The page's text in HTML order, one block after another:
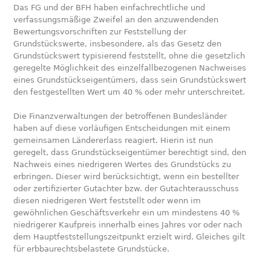
Das FG und der BFH haben einfachrechtliche und
verfassungsmäßige Zweifel an den anzuwendenden
Bewertungsvorschriften zur Feststellung der
Grundstückswerte, insbesondere, als das Gesetz den
Grundstückswert typisierend feststellt, ohne die gesetzlich
geregelte Möglichkeit des einzelfallbezogenen Nachweises
eines Grundstückseigentümers, dass sein Grundstückswert
den festgestellten Wert um 40 % oder mehr unterschreitet.
Die Finanzverwaltungen der betroffenen Bundesländer
haben auf diese vorläufigen Entscheidungen mit einem
gemeinsamen Ländererlass reagiert. Hierin ist nun
geregelt, dass Grundstückseigentümer berechtigt sind, den
Nachweis eines niedrigeren Wertes des Grundstücks zu
erbringen. Dieser wird berücksichtigt, wenn ein bestellter
oder zertifizierter Gutachter bzw. der Gutachterausschuss
diesen niedrigeren Wert feststellt oder wenn im
gewöhnlichen Geschäftsverkehr ein um mindestens 40 %
niedrigerer Kaufpreis innerhalb eines Jahres vor oder nach
dem Hauptfeststellungszeitpunkt erzielt wird. Gleiches gilt
für erbbaurechtsbelastete Grundstücke.